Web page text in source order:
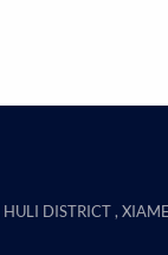
DISTRICT ,